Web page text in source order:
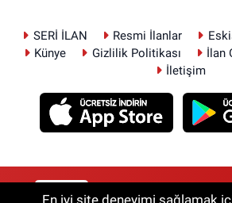
SERİ İLAN Resmi İlanlar
Künye
Gizlilik Politikası
İlan
İletişim
RSS Copyright © 2026.
En iyi site deneyimi sağlamak